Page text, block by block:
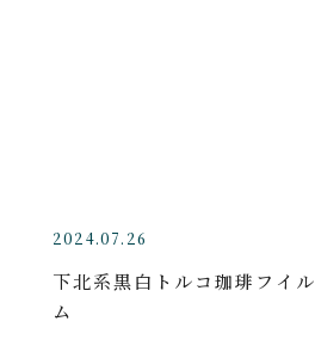
2024.07.26
下北系黒白トルコ珈琲フイル
ム